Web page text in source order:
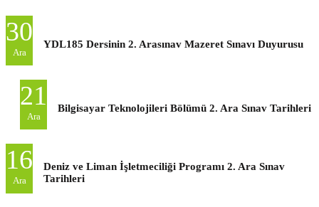
30
Ara
YDL185 Dersinin 2. Arasınav Mazeret Sınavı Duyurusu
21
Ara
Bilgisayar Teknolojileri Bölümü 2. Ara Sınav Tarihleri
16
Ara
Deniz ve Liman İşletmeciliği Programı 2. Ara Sınav
Tarihleri